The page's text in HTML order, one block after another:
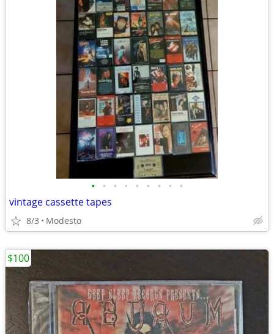
• • • • • • • • •
vintage cassette tapes
8/3 Modesto
$100